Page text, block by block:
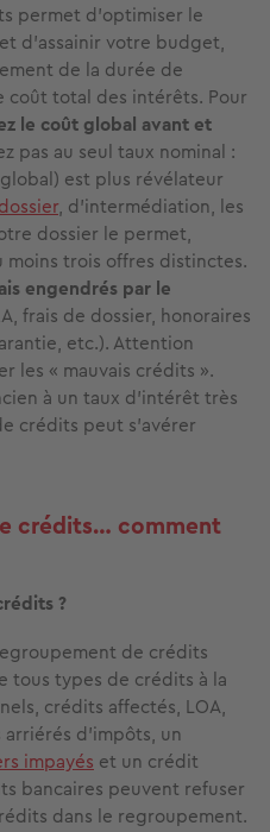
permet d’optimiser le
d’assainir votre budget,
de la durée de
coût total des intérêts. Pour
le coût global avant et
pas au seul taux nominal :
est plus révélateur
, d’intermédiation, les
dossier le permet,
moins trois offres distinctes.
engendrés par le
frais de dossier, honoraires
etc.). Attention
les « mauvais crédits ».
à un taux d’intérêt très
crédits peut s’avérer
crédits… comment
?
de crédits
tous types de crédits à la
crédits affectés, LOA,
d’impôts, un
impayés et un crédit
bancaires peuvent refuser
dans le regroupement.